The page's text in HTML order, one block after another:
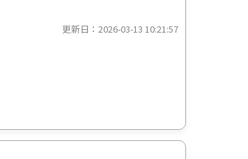
更新日：2026-03-13 10:21:57